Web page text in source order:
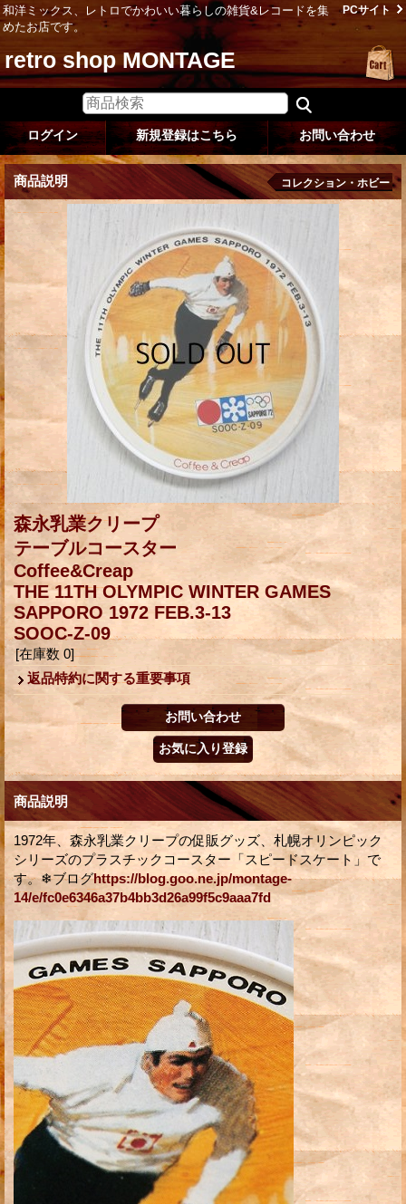
和洋ミックス、レトロでかわいい暮らしの雑貨&レコードを集
めたお店です。
PCサイト
retro shop MONTAGE
ログイン 新規登録はこちら お問い合わせ
商品説明 コレクション・ホビー
森永乳業クリープ
テーブルコースター
Coffee&Creap
THE 11TH OLYMPIC WINTER GAMES
SAPPORO 1972 FEB.3-13
SOOC-Z-09
[在庫数 0]
返品特約に関する重要事項
商品説明
1972年、森永乳業クリープの促販グッズ、札幌オリンピック
シリーズのプラスチックコースター「スピードスケート」で
す。❄ブログhttps://blog.goo.ne.jp/montage-
14/e/fc0e6346a37b4bb3d26a99f5c9aaa7fd